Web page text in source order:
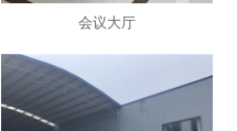
会议大厅